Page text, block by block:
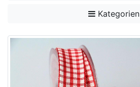
Kategorien